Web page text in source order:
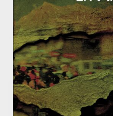
Vers une crise
quie ?